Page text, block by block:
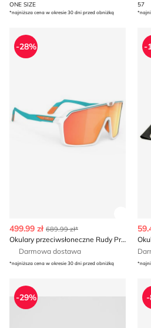
ONE SIZE
*najniższa cena w okresie 30 dni przed obniżką
57
Okulary przeciwsłoneczne Rudy
-28%
499.99 zł 689.99 zł*
Okulary przeciwsłoneczne Rudy Project
Darmowa dostawa
*najniższa cena w okresie 30 dni przed obniżką
-
Okulary przeciwsłoneczne
-29%